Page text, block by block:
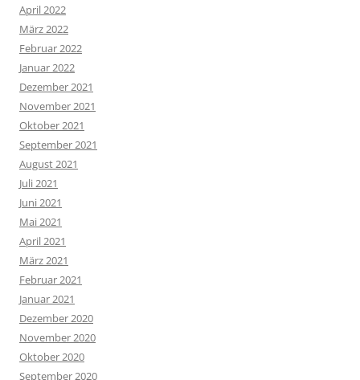
April 2022
März 2022
Februar 2022
Januar 2022
Dezember 2021
November 2021
Oktober 2021
September 2021
August 2021
Juli 2021
Juni 2021
Mai 2021
April 2021
März 2021
Februar 2021
Januar 2021
Dezember 2020
November 2020
Oktober 2020
September 2020